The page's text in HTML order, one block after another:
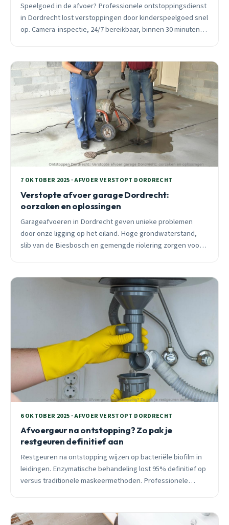
Speelgoed in de afvoer? Professionele ontstoppingsdienst
in Dordrecht lost verstoppingen door kinderspeelgoed snel
op. Camera-inspectie, 24/7 bereikbaar, binnen 30 minuten
7 OKTOBER 2025 · AFVOER VERSTOPT DORDRECHT
Verstopte afvoer garage Dordrecht:
oorzaken en oplossingen
Garageafvoeren in Dordrecht geven unieke problemen
door onze ligging op het eiland. Hoge grondwaterstand,
slib van de Biesbosch en gemengde riolering zorgen voor
6 OKTOBER 2025 · AFVOER VERSTOPT DORDRECHT
Afvoergeur na ontstopping? Zo pak je
restgeuren definitief aan
Restgeuren na ontstopping wijzen op bacteriële biofilm in
leidingen. Enzymatische behandeling lost 95% definitief op
versus traditionele maskeermethoden. Professionele